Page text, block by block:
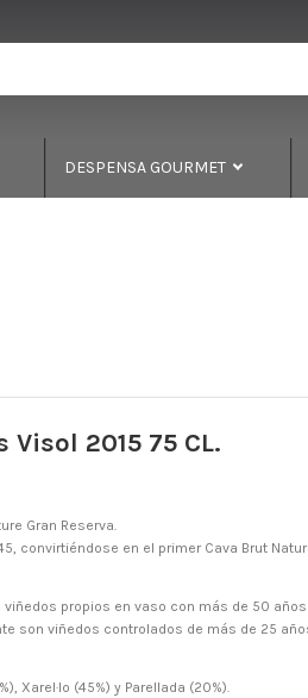
DESPENSA GOURMET
Visol 2015 75 CL.
Gran Reserva.
convirtiéndose en el primer Cava Brut
viñedos propios en vaso con más de 50
son viñedos controlados de más de 25
Xarel·lo (45%) y Parellada (20%).